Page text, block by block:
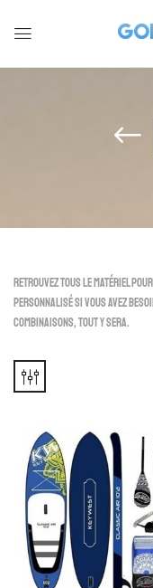
Retrouvez tous le matériel
personnalisé si vous avez
combinaisons, tout y sera.